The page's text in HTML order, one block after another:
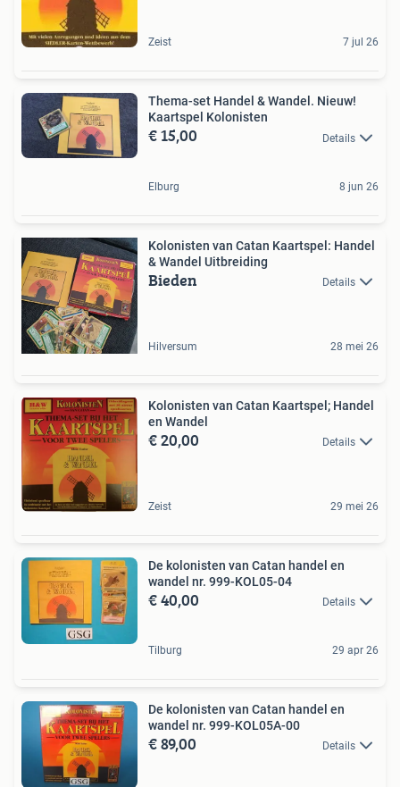
Zeist 7 jul 26
Thema-set Handel & Wandel. Nieuw!
Kaartspel Kolonisten
€ 15,00 Details
Elburg 8 jun 26
Kolonisten van Catan Kaartspel: Handel
& Wandel Uitbreiding
Bieden Details
Hilversum 28 mei 26
Kolonisten van Catan Kaartspel; Handel
en Wandel
€ 20,00 Details
Zeist 29 mei 26
De kolonisten van Catan handel en
wandel nr. 999-KOL05-04
€ 40,00 Details
Tilburg 29 apr 26
De kolonisten van Catan handel en
wandel nr. 999-KOL05A-00
€ 89,00 Details